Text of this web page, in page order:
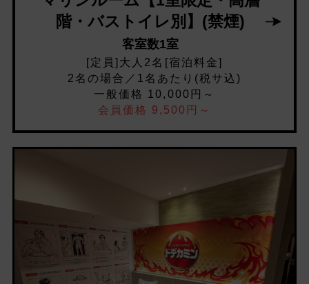
階・バストイレ別】(禁煙)
客室数1室
[定員]大人2名[宿泊料金]
2名の場合／1名あたり(税サ込)
一般価格 10,000円～
会員価格 9,500円～